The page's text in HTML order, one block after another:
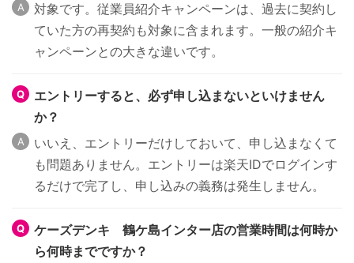
対象です。従業員紹介キャンペーンは、過去に契約し
ていた方の再契約も対象に含まれます。一般の紹介キ
ャンペーンとの大きな違いです。
エントリーすると、必ず申し込まないといけません
か？
いいえ、エントリーだけしておいて、申し込まなくて
も問題ありません。エントリーは楽天IDでログインす
るだけで完了し、申し込みの義務は発生しません。
ケーズデンキ 鶴ケ島インター店の営業時間は何時か
ら何時までですか？